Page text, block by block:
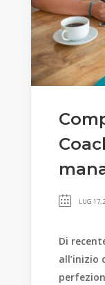
LUG 17,
Di
all’inizio